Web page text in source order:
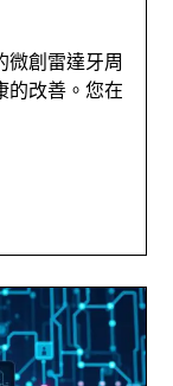
微創雷達牙周
的改善。您在